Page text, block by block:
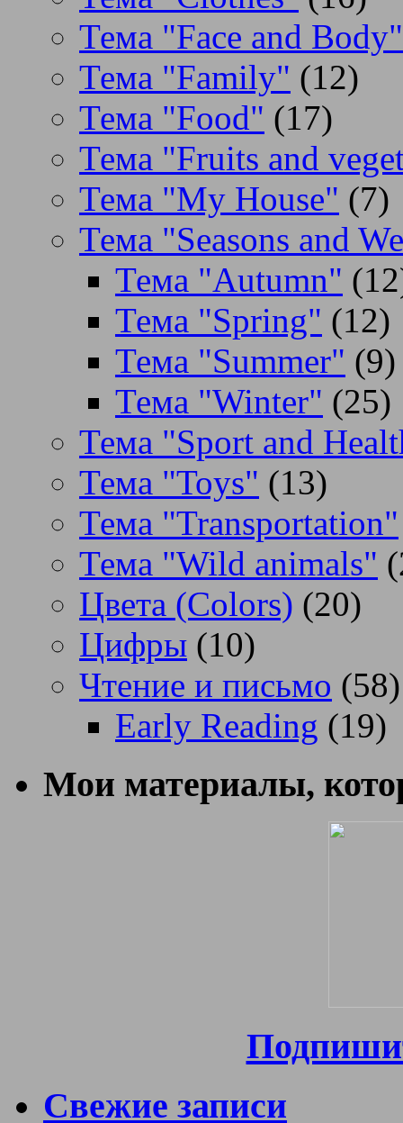
Тема "Face and Body"
Тема "Family" (12)
Тема "Food" (17)
Тема "Fruits and
Тема "My House" (7)
Тема "Seasons and
Тема "Autumn"
Тема "Spring" (12)
Тема "Summer" (9)
Тема "Winter" (25)
Тема "Sport and
Тема "Toys" (13)
Тема "Transportation"
Тема "Wild animals"
Цвета (Colors) (20)
Цифры (10)
Чтение и письмо (58)
Early Reading (19)
Мои материалы,
Свежие записи